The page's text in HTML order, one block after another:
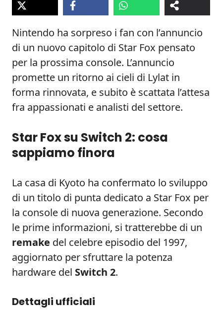
Nintendo ha sorpreso i fan con l’annuncio
di un nuovo capitolo di Star Fox pensato
per la prossima console. L’annuncio
promette un ritorno ai cieli di Lylat in
forma rinnovata, e subito è scattata l’attesa
fra appassionati e analisti del settore.
Star Fox su Switch 2: cosa
sappiamo finora
La casa di Kyoto ha confermato lo sviluppo
di un titolo di punta dedicato a Star Fox per
la console di nuova generazione. Secondo
le prime informazioni, si tratterebbe di un
remake del celebre episodio del 1997,
aggiornato per sfruttare la potenza
hardware del Switch 2.
Dettagli ufficiali